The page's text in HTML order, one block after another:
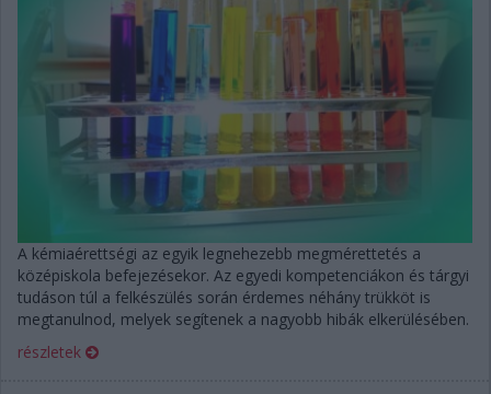
A kémiaérettségi az egyik legnehezebb megmérettetés a
középiskola befejezésekor. Az egyedi kompetenciákon és tárgyi
tudáson túl a felkészülés során érdemes néhány trükköt is
megtanulnod, melyek segítenek a nagyobb hibák elkerülésében.
részletek